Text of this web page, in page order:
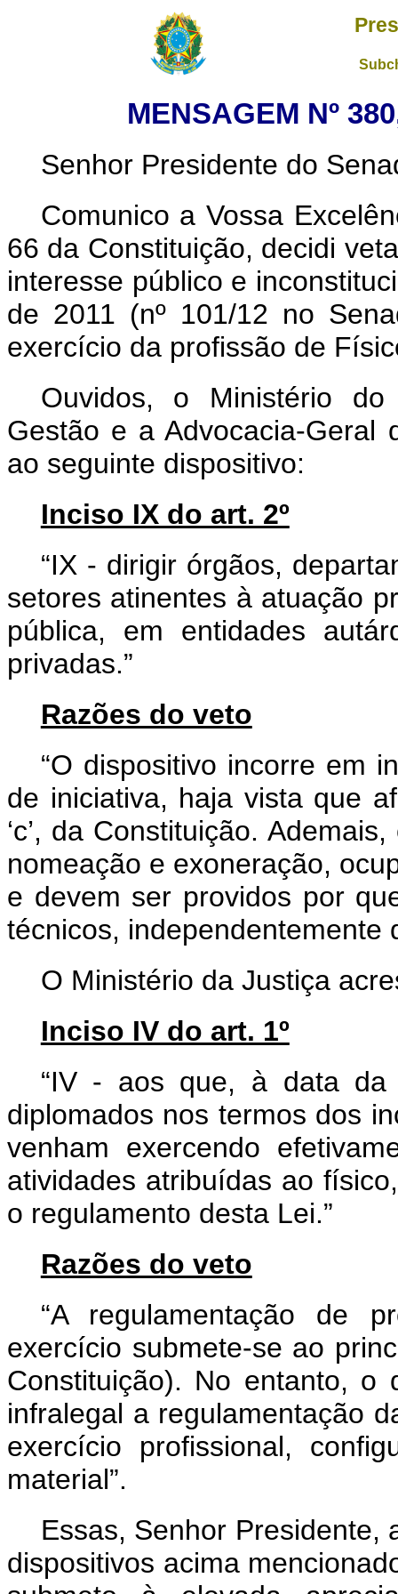
MENSAGEM Nº
Senhor Presidente do
Comunico a Vossa
66 da Constituição, decidi
interesse público e
de 2011 (nº 101/12 no
exercício da profissão de
Ouvidos, o Ministério do
Gestão e a Advocacia-Geral
ao seguinte dispositivo:
Inciso IX do art. 2º
“IX - dirigir órgãos,
setores atinentes à atuação
pública, em entidades
privadas.”
Razões do veto
“O dispositivo incorre em
de iniciativa, haja vista que
‘c’, da Constituição.
nomeação e exoneração,
e devem ser providos por
técnicos, independentemente
O Ministério da Justiça
Inciso IV do art. 1º
“IV - aos que, à data da
diplomados nos termos dos
venham exercendo
atividades atribuídas ao
o regulamento desta Lei.”
Razões do veto
“A regulamentação de
exercício submete-se ao
Constituição). No entanto, o
infralegal a regulamentação
exercício profissional,
material”.
Essas, Senhor Presidente,
dispositivos acima